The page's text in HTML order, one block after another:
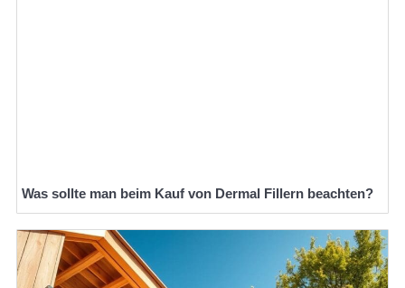
Was sollte man beim Kauf von Dermal Fillern beachten?